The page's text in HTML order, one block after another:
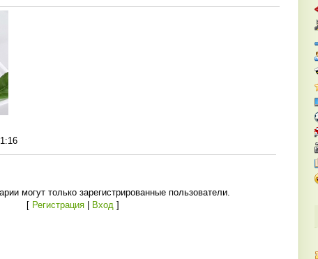
могут только зарегистрированные пользователи.
[ Регистрация| Вход]